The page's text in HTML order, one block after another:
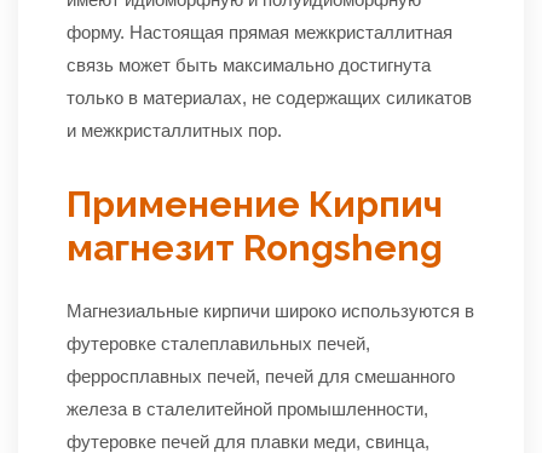
форму. Настоящая прямая межкристаллитная
связь может быть максимально достигнута
только в материалах, не содержащих силикатов
и межкристаллитных пор.
Применение Кирпич
магнезит Rongsheng
Магнезиальные кирпичи широко используются в
футеровке сталеплавильных печей,
ферросплавных печей, печей для смешанного
железа в сталелитейной промышленности,
футеровке печей для плавки меди, свинца,